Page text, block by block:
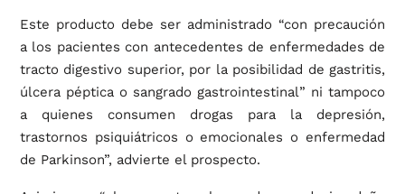
Este producto debe ser administrado “con precaución
a los pacientes con antecedentes de enfermedades de
tracto digestivo superior, por la posibilidad de gastritis,
úlcera péptica o sangrado gastrointestinal” ni tampoco
a quienes consumen drogas para la depresión,
trastornos psiquiátricos o emocionales o enfermedad
de Parkinson”, advierte el prospecto.